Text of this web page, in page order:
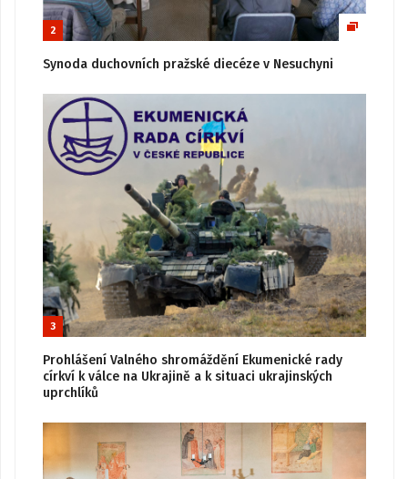
2
Synoda duchovních pražské diecéze v Nesuchyni
3
Prohlášení Valného shromáždění Ekumenické rady
církví k válce na Ukrajině a k situaci ukrajinských
uprchlíků